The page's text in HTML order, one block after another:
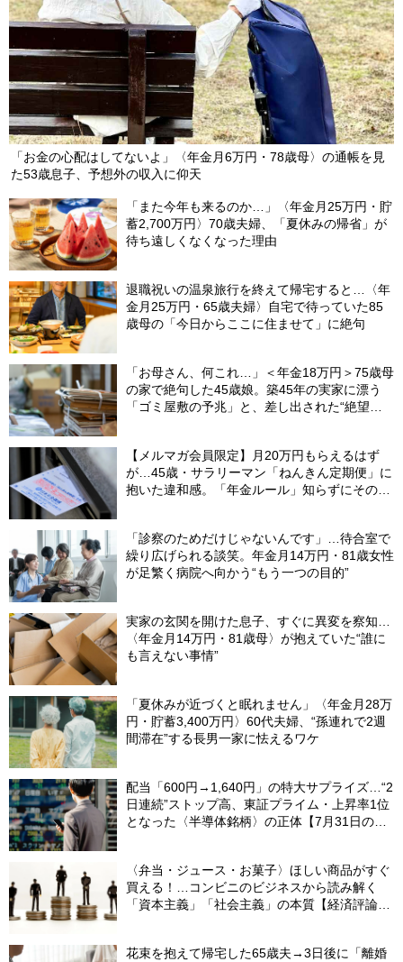
「お金の心配はしてないよ」〈年金月6万円・78歳母〉の通帳を見
た53歳息子、予想外の収入に仰天
「また今年も来るのか…」〈年金月25万円・貯
蓄2,700万円〉70歳夫婦、「夏休みの帰省」が
待ち遠しくなくなった理由
退職祝いの温泉旅行を終えて帰宅すると…〈年
金月25万円・65歳夫婦〉自宅で待っていた85
歳母の「今日からここに住ませて」に絶句
「お母さん、何これ…」＜年金18万円＞75歳母
の家で絶句した45歳娘。築45年の実家に漂う
「ゴミ屋敷の予兆」と、差し出された“絶望の
【メルマガ会員限定】月20万円もらえるはず
が…45歳・サラリーマン「ねんきん定期便」に
抱いた違和感。「年金ルール」知らずにそのま
「診察のためだけじゃないんです」…待合室で
繰り広げられる談笑。年金月14万円・81歳女性
が足繁く病院へ向かう“もう一つの目的”
実家の玄関を開けた息子、すぐに異変を察知…
〈年金月14万円・81歳母〉が抱えていた“誰に
も言えない事情”
「夏休みが近づくと眠れません」〈年金月28万
円・貯蓄3,400万円〉60代夫婦、“孫連れで2週
間滞在”する長男一家に怯えるワケ
配当「600円→1,640円」の特大サプライズ…“2
日連続”ストップ高、東証プライム・上昇率1位
となった〈半導体銘柄〉の正体【7月31日の国
〈弁当・ジュース・お菓子〉ほしい商品がすぐ
買える！…コンビニのビジネスから読み解く
「資本主義」「社会主義」の本質【経済評論家
花束を抱えて帰宅した65歳夫→3日後に「離婚